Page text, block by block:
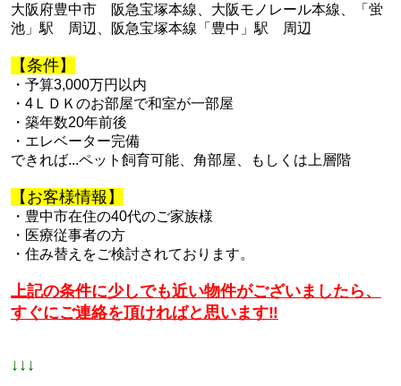
大阪府豊中市 阪急宝塚本線、大阪モノレール本線、「蛍
池」駅 周辺、
阪急宝塚本線「豊中」駅 周辺
【条件】
・予算3,000万円以内
・4ＬＤＫのお部屋で和室が一部屋
・築年数20年前後
・エレベーター完備
できれば...ペット飼育可能、角部屋、もしくは上層階
【お客様情報】
・豊中市在住の40代のご家族様
・医療従事者の方
・住み替えをご検討されております。
上記の条件に少しでも近い物件がございましたら、
すぐにご連絡を頂ければと思います‼
↓↓↓